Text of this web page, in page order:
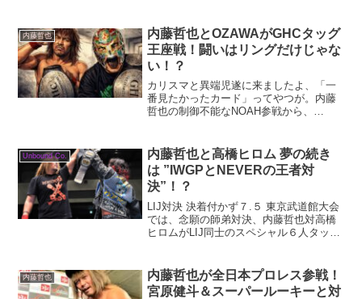
てます。
内藤哲也
内藤哲也とOZAWAがGHCタッグ
王座戦！闘いはリングだけじゃな
い！？
カリスマと異端児遂に来ましたよ、「一
番見たかったカード」ってやつが。内藤
哲也の制御不能なNOAH参戦から、
祖異端児」ってことでいいんですよね？
—いや“元祖異端...
Unbound Co.
内藤哲也と高橋ヒロム 夢の続き
は ”IWGPとNEVERの王者対
決”！？
LIJ対決 決着付かず７.５ 東京武道館大会
では、念願の師弟対決、内藤哲也対高橋
ヒロムがLIJ同士のスペシャル６人タッグ
切れ引き分けで終わるも、注目の内藤対
ヒロムのマッ...
内藤哲也
内藤哲也が全日本プロレス参戦！
宮原健斗＆スーパールーキーと対